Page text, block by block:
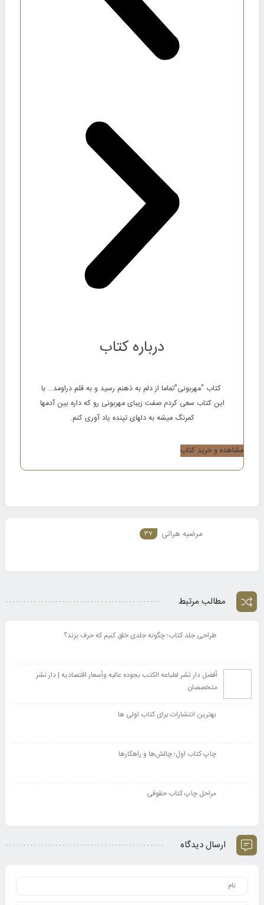
درباره کتاب
کتاب “مهربونی”تماما از دلم به ذهنم رسید و به قلم دراومد… با
این کتاب سعی کردم صفت زیبای مهربونی رو که داره بین آدمها
کمرنگ میشه به دلهای تپنده یاد آوری کنم.
مشاهده و خرید کتاب
مرضیه هراتی 37
مطالب مرتبط
طراحی جلد کتاب؛ چگونه جلدی خلق کنیم که حرف بزند؟
أفضل دار نشر لطباعه الکتب بجوده عالیه وأسعار اقتصادیه | دار نشر
متخصصان
بهترین انتشارات برای کتاب اولی ها
چاپ کتاب اول؛ چالش‌ها و راهکارها
مراحل چاپ کتاب حقوقی
ارسال دیدگاه